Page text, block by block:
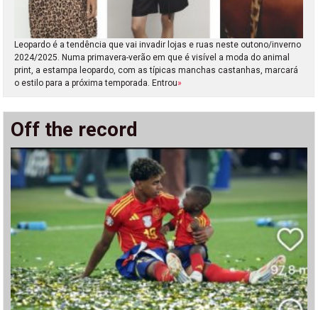
Leopardo é a tendência que vai invadir lojas e ruas neste outono/inverno
2024/2025. Numa primavera-verão em que é visível a moda do animal
print, a estampa leopardo, com as típicas manchas castanhas, marcará
o estilo para a próxima temporada. Entrou»
Off the record